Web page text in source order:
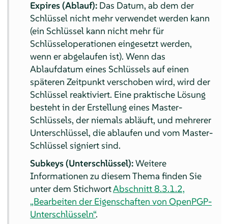
Expires (Ablauf): Das Datum, ab dem der
Schlüssel nicht mehr verwendet werden kann
(ein Schlüssel kann nicht mehr für
Schlüsseloperationen eingesetzt werden,
wenn er abgelaufen ist). Wenn das
Ablaufdatum eines Schlüssels auf einen
späteren Zeitpunkt verschoben wird, wird der
Schlüssel reaktiviert. Eine praktische Lösung
besteht in der Erstellung eines Master-
Schlüssels, der niemals abläuft, und mehrerer
Unterschlüssel, die ablaufen und vom Master-
Schlüssel signiert sind.
Subkeys (Unterschlüssel):Weitere
Informationen zu diesem Thema finden Sie
unter dem StichwortAbschnitt 8.3.1.2,
„Bearbeiten der Eigenschaften von OpenPGP-
Unterschlüsseln“.